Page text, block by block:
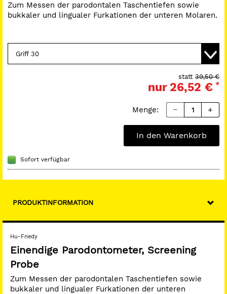
Zum Messen der parodontalen Taschentiefen sowie
bukkaler und lingualer Furkationen der unteren Molaren.
39,50 €
statt
nur 26,52 € *
Menge:
In den Warenkorb
Sofort verfügbar
PRODUKTINFORMATION
Hu-Friedy
Einendige Parodontometer, Screening
Probe
Zum Messen der parodontalen Taschentiefen sowie
bukkaler und lingualer Furkationen der unteren